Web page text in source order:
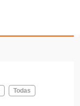
Todas